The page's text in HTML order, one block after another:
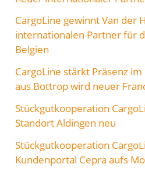
n
a
CargoLine gewinnt Van der
internationalen Partner für
Belgien
CargoLine stärkt Präsenz
aus Bottrop wird neuer
Stückgutkooperation
Standort Aldingen neu
Stückgutkooperation
Kundenportal Cepra aufs